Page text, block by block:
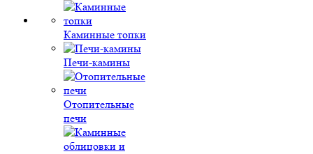
Каминные топки
Печи-камины
Отопительные
печи